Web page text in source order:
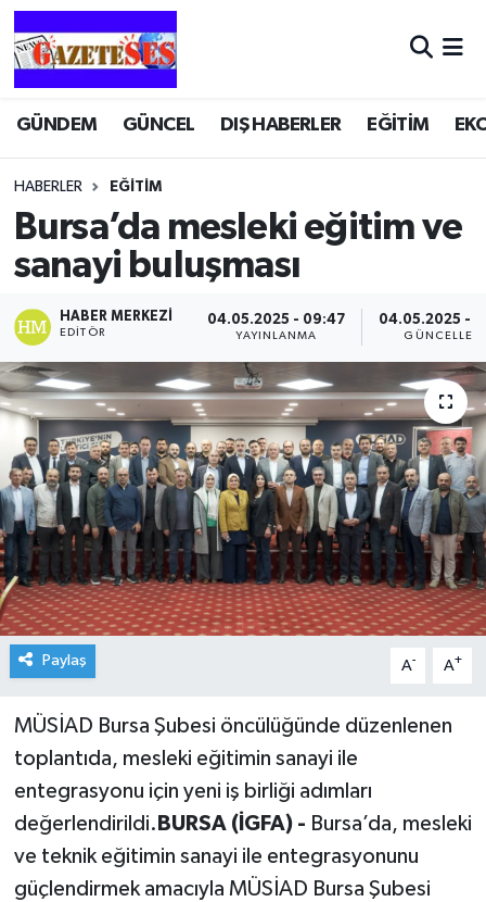
GÜNDEM GÜNCEL DIŞ HABERLER EĞİTİM
HABERLER EĞİTİM
Bursa’da mesleki eğitim ve
sanayi buluşması
HABER MERKEZI
EDITÖR
04.05.2025 - 09:47
YAYINLANMA
04.05.2025 -
Paylaş A- A+
MÜSİAD Bursa Şubesi öncülüğünde düzenlenen
toplantıda, mesleki eğitimin sanayi ile
entegrasyonu için yeni iş birliği adımları
değerlendirildi. BURSA (İGFA) - Bursa’da, mesleki
ve teknik eğitimin sanayi ile entegrasyonunu
güçlendirmek amacıyla MÜSİAD Bursa Şubesi